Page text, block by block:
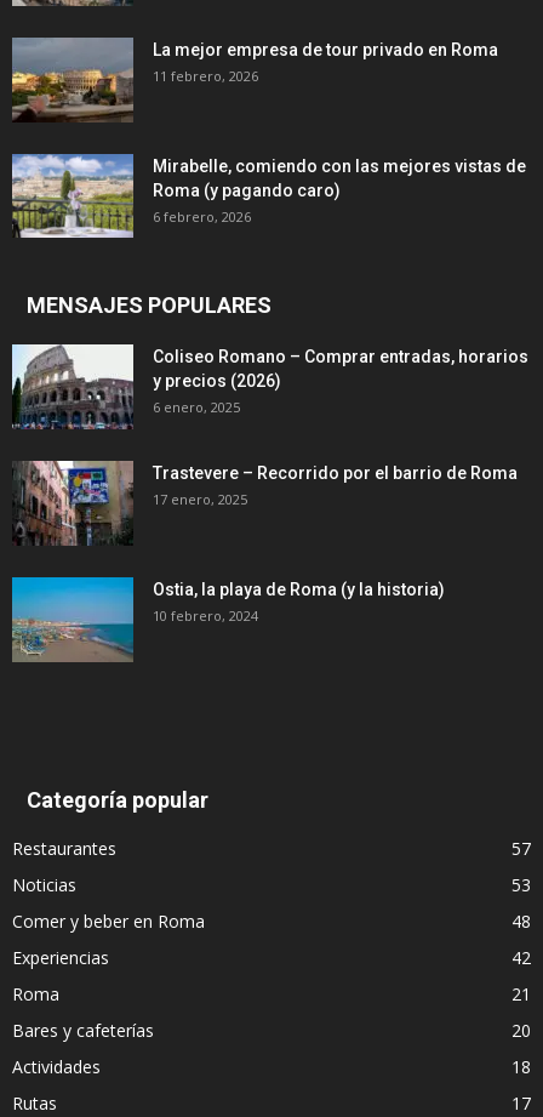
La mejor empresa de tour privado en Roma
11 febrero, 2026
Mirabelle, comiendo con las mejores vistas de
Roma (y pagando caro)
6 febrero, 2026
MENSAJES POPULARES
Coliseo Romano – Comprar entradas, horarios
y precios (2026)
6 enero, 2025
Trastevere – Recorrido por el barrio de Roma
17 enero, 2025
Ostia, la playa de Roma (y la historia)
10 febrero, 2024
Categoría popular
Restaurantes
57
Noticias
53
Comer y beber en Roma
48
Experiencias
42
Roma
21
Bares y cafeterías
20
Actividades
18
Rutas
17